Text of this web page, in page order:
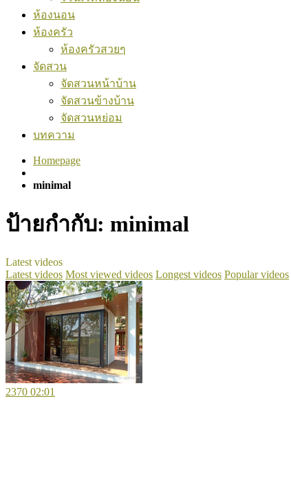
ห้องนอน
ห้องครัว
ห้องครัวสวยๆ
จัดสวน
จัดสวนหน้าบ้าน
จัดสวนข้างบ้าน
จัดสวนหย่อม
บทความ
Homepage
minimal
ป้ายกำกับ: minimal
Latest videos
Latest videos Most viewed videos Longest videos Popular videos
2370 02:01